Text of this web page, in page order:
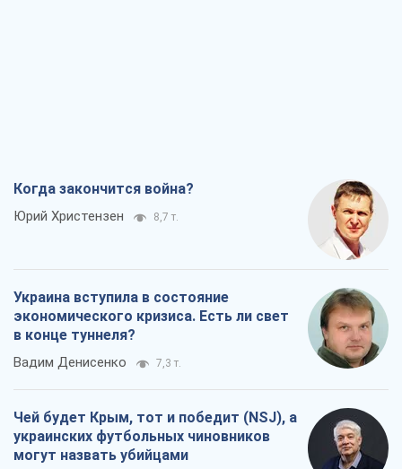
Когда закончится война?
Юрий Христензен 8,7 т.
Украина вступила в состояние
экономического кризиса. Есть ли свет
в конце туннеля?
Вадим Денисенко 7,3 т.
Чей будет Крым, тот и победит (NSJ), а
украинских футбольных чиновников
могут назвать убийцами